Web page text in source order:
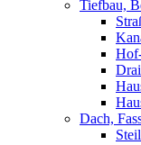
Tiefbau,
Dach,